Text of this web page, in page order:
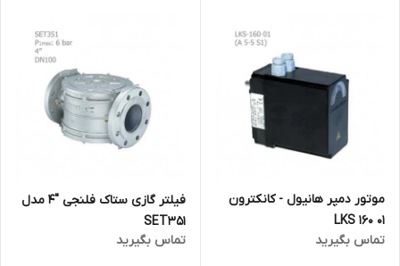
موتور دمپر هانیول - کانکترون
LKS 160 01
تماس بگیرید
فیلتر گازی ستاک فلنجی "4 مدل
SET351
تماس بگیرید